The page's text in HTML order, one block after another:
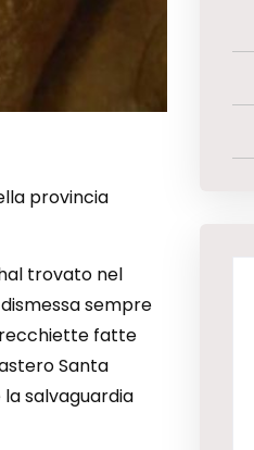
provincia
trovato nel
sempre
fatte
Santa
salvaguardia